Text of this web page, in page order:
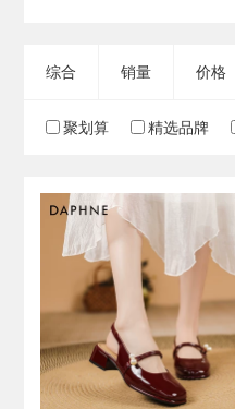
综合 销量 价格
聚划算 精选品牌